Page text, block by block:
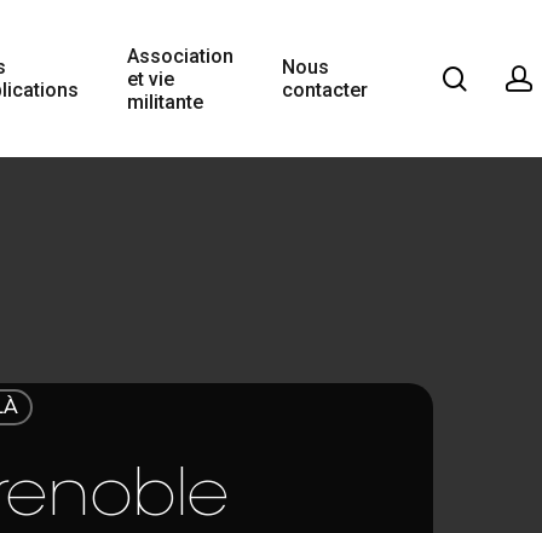
Association
et vie
militante
Nous
contacter